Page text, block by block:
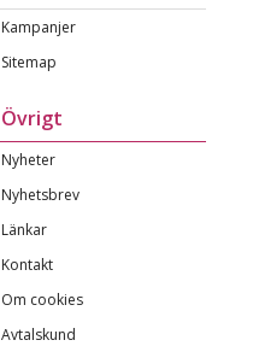
Kampanjer
Sitemap
Övrigt
Nyheter
Nyhetsbrev
Länkar
Kontakt
Om cookies
Avtalskund